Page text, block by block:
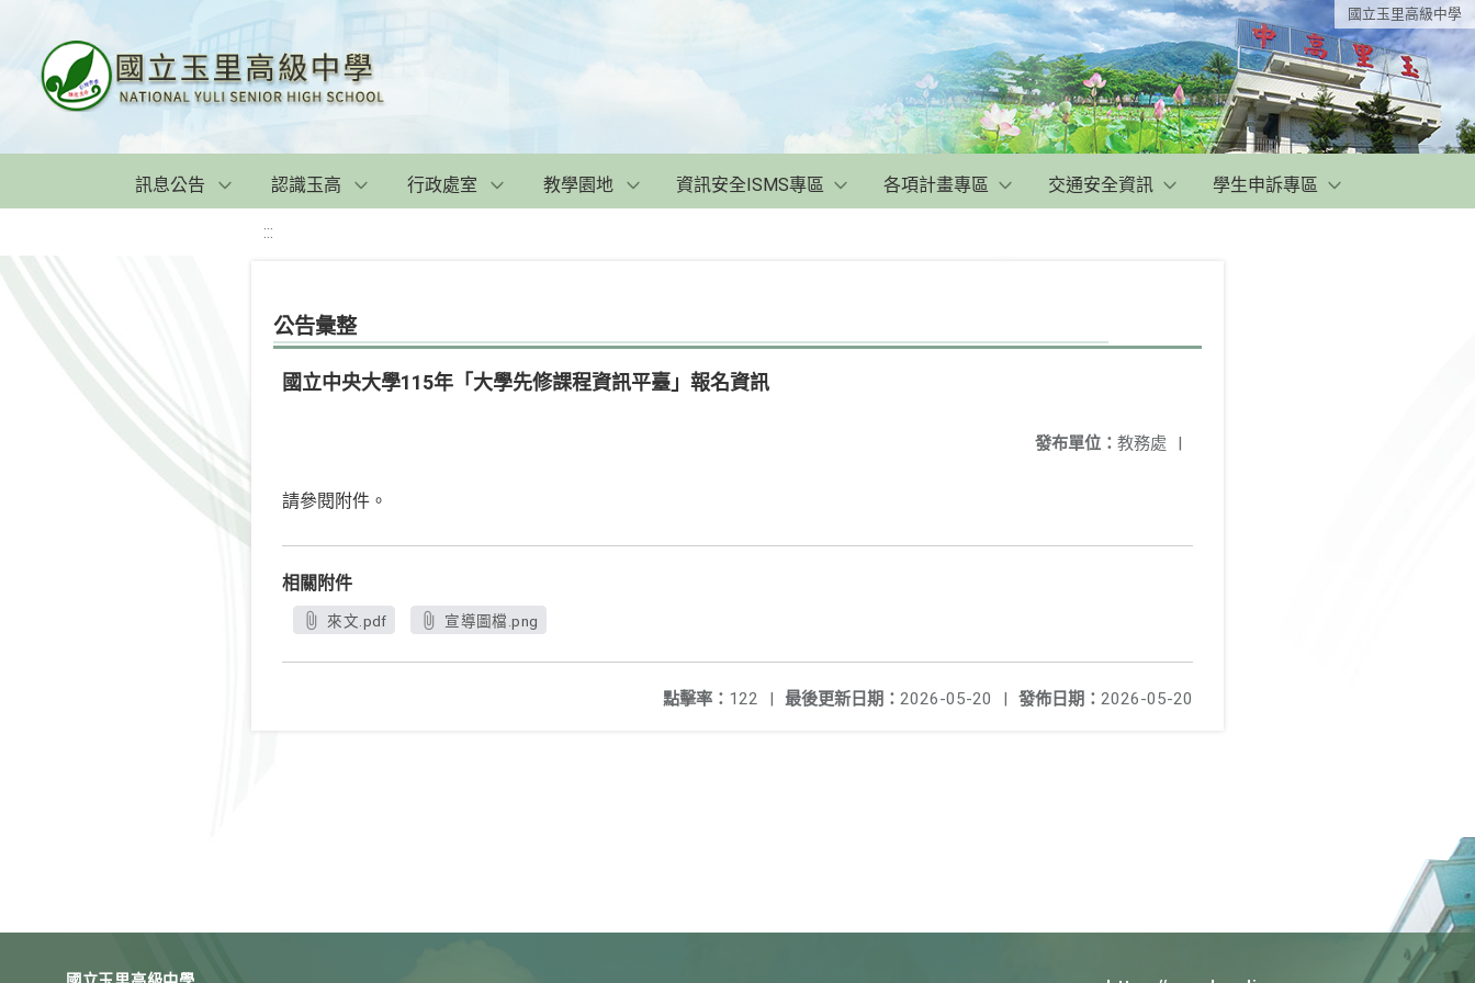
國立玉里高級中學
訊息公告 認識玉高 行政處室 教學園地 資訊安全ISMS專區 各項計畫專區 交通安全資訊 學生申訴專區
:::
公告彙整
國立中央大學115年「大學先修課程資訊平臺」報名資訊
發布單位： 教務處 |
請參閱附件。
相關附件
來文.pdf 宣導圖檔.png
發佈日期： 2026-05-20
最後更新日期： 2026-05-20 |
點擊率： 122 |